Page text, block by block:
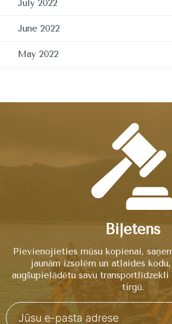
July 2022
June 2022
May 2022
Biļetens
Pievienojieties mūsu kopienai,
jaunām izsolēm un atlaides
augšupielādētu savu transportlīdzekli
tirgū.